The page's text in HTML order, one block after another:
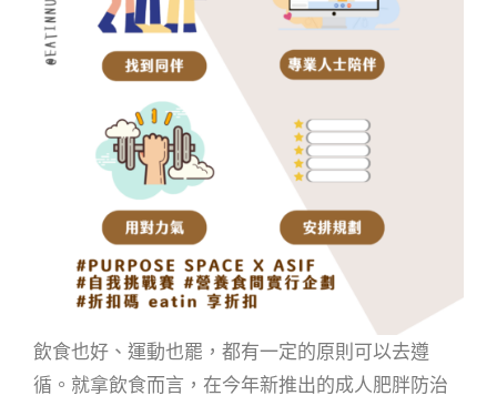
飲食也好、運動也罷，都有一定的原則可以去遵
循。就拿飲食而言，在今年新推出的成人肥胖防治